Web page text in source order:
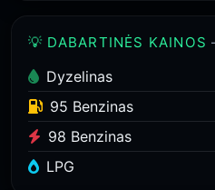
💡 DABARTINĖS KAINOS
Dyzelinas
95 Benzinas
98 Benzinas
LPG